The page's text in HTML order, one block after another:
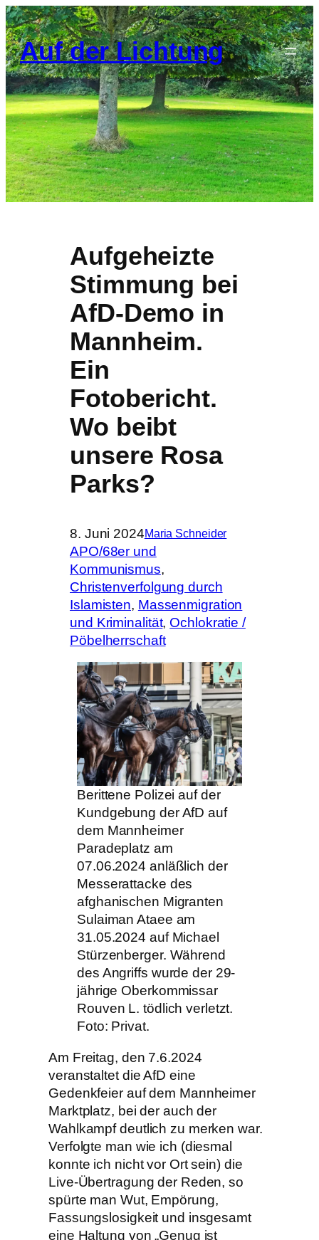
Zum
Inhalt
springen
Auf der Lichtung
Aufgeheizte
Stimmung bei
AfD-Demo in
Mannheim.
Ein
Fotobericht.
Wo beibt
unsere Rosa
Parks?
8. Juni 2024Maria Schneider
APO/68er und
Kommunismus
Christenverfolgung durch
Islamisten, Massenmigration
und Kriminalität, Ochlokratie /
Pöbelherrschaft
Berittene Polizei auf der
Kundgebung der AfD auf
dem Mannheimer
Paradeplatz am
07.06.2024 anläßlich der
Messerattacke des
afghanischen Migranten
Sulaiman Ataee am
31.05.2024 auf Michael
Stürzenberger. Während
des Angriffs wurde der 29-
jährige Oberkommissar
Rouven L. tödlich verletzt.
Foto: Privat.
Am Freitag, den 7.6.2024
veranstaltet die AfD eine
Gedenkfeier auf dem Mannheimer
Marktplatz, bei der auch der
Wahlkampf deutlich zu merken war.
Verfolgte man wie ich (diesmal
konnte ich nicht vor Ort sein) die
Live-Übertragung der Reden, so
spürte man Wut, Empörung,
Fassungslosigkeit und insgesamt
eine Haltung von „Genug ist